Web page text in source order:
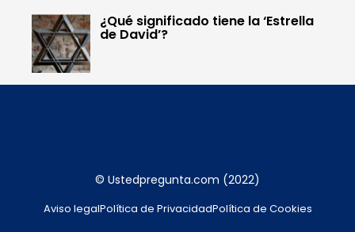
¿Qué significado tiene la ‘Estrella
de David’?
© Ustedpregunta.com (2022)
Aviso legalPolítica de PrivacidadPolítica de Cookies